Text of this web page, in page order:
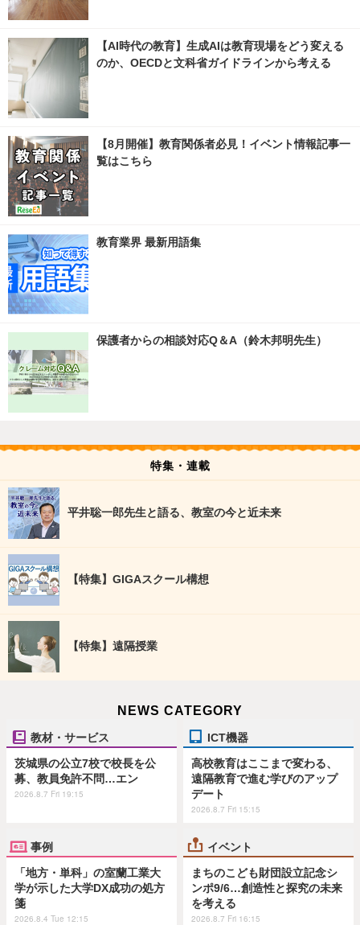
【AI時代の教育】生成AIは教育現場をどう変える
のか、OECDと文科省ガイドラインから考える
【8月開催】教育関係者必見！イベント情報記事一
覧はこちら
教育業界 最新用語集
保護者からの相談対応Q＆A（鈴木邦明先生）
特集・連載
平井聡一郎先生と語る、教室の今と近未来
【特集】GIGAスクール構想
【特集】遠隔授業
NEWS CATEGORY
教材・サービス
茨城県の公立7校で校長を公
募、教員免許不問…エン
2026.8.7 Fri 19:15
ICT機器
高校教育はここまで変わる、
遠隔教育で進む学びのアップ
デート
2026.8.7 Fri 15:15
事例
「地方・単科」の室蘭工業大
学が示した大学DX成功の処方
箋
2026.8.4 Tue 12:15
イベント
まちのこども財団設立記念シ
ンポ9/6…創造性と探究の未来
を考える
2026.8.7 Fri 16:15